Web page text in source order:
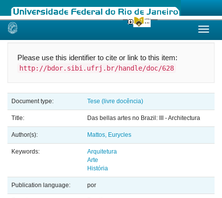
Skip
Please use this identifier to cite or link to this item:
http://bdor.sibi.ufrj.br/handle/doc/628
Document type: Tese (livre docência)
Title: Das bellas artes no Brazil: III - Architectura
Author(s): Mattos, Eurycles
Keywords:
Arquitetura
Arte
História
Publication language: por